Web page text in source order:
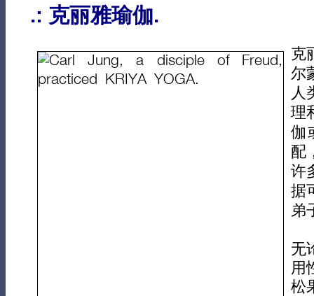
.: 克丽雅瑜伽.
克
尔
人
理
伽
配
许
据
弟
无
用
松